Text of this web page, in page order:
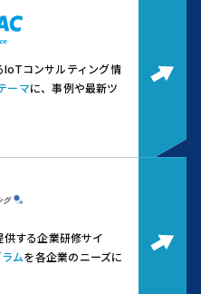
IoTコンサルティング情
ーマに、事例や最新ツ
供する企業研修サイ
ムを各企業のニーズに